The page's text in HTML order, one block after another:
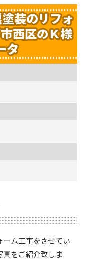
装のリフォ
西区のＫ様
タ
ム工事をさせてい
をご紹介致しま